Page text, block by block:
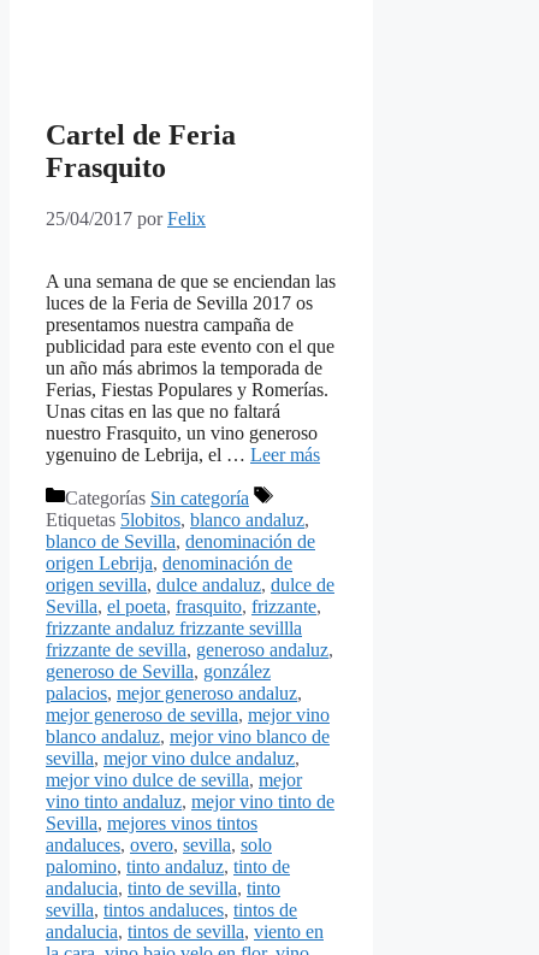
Cartel de Feria
Frasquito
25/04/2017 porFelix
A una semana de que se enciendan las
luces de la Feria de Sevilla 2017 os
presentamos nuestra campaña de
publicidad para este evento con el que
un año más abrimos la temporada de
Ferias, Fiestas Populares y Romerías.
Unas citas en las que no faltará
nuestro Frasquito, un vino generoso
ygenuino de Lebrija, el … Leer más
Categorías Sin categoría
Etiquetas 5lobitos, blanco andaluz,
blanco de Sevilla, denominación de
origen Lebrija, denominación de
origen sevilla, dulce andaluz, dulce de
Sevilla, el poeta, frasquito, frizzante,
frizzante andaluz frizzante sevillla
frizzante de sevilla, generoso andaluz,
generoso de Sevilla, gonzález
palacios, mejor generoso andaluz,
mejor generoso de sevilla, mejor vino
blanco andaluz, mejor vino blanco de
sevilla, mejor vino dulce andaluz,
mejor vino dulce de sevilla, mejor
vino tinto andaluz, mejor vino tinto de
Sevilla, mejores vinos tintos
andaluces, overo, sevilla, solo
palomino, tinto andaluz, tinto de
andalucia, tinto de sevilla, tinto
sevilla, tintos andaluces, tintos de
andalucia, tintos de sevilla, viento en